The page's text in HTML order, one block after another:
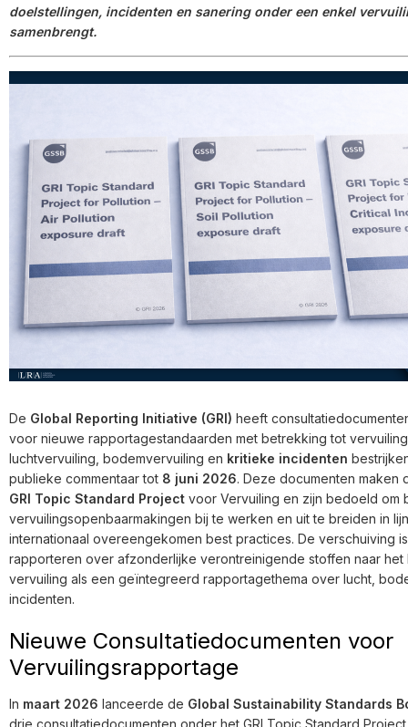
doelstellingen, incidenten en sanering onder een enkel
samenbrengt.
De Global Reporting Initiative (GRI) heeft
voor nieuwe rapportagestandaarden met betrekking tot
luchtvervuiling, bodemvervuiling en kritieke incidenten
publieke commentaar tot 8 juni 2026. Deze documenten maken
GRI Topic Standard Project voor Vervuiling en zijn bedoeld om
vervuilingsopenbaarmakingen bij te werken en uit te breiden in
internationaal overeengekomen best practices. De verschuiving
rapporteren over afzonderlijke verontreinigende stoffen naar het
vervuiling als een geïntegreerd rapportagethema over lucht,
incidenten.
Nieuwe Consultatiedocumenten voor
Vervuilingsrapportage
In maart 2026 lanceerde de Global Sustainability Standards